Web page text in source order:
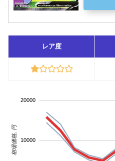
レア度
10000
20000
相場価格, 円